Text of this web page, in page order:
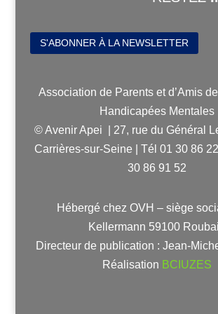
S'ABONNER À LA NEWSLETTER
Association de Parents et d’Amis
Handicapées Mentales
© Avenir Apei | 27, rue du Général
Carrières-sur-Seine | Tél 01 30 86
30 86 91 52
Hébergé chez OVH – siège
Kellermann 59100
Directeur de publication : Jean-
Réalisation BCIUZES